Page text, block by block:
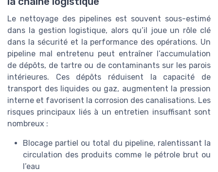
Le nettoyage des pipelines est souvent sous-estimé
dans la gestion logistique, alors qu’il joue un rôle clé
dans la sécurité et la performance des opérations. Un
pipeline mal entretenu peut entraîner l’accumulation
de dépôts, de tartre ou de contaminants sur les parois
intérieures. Ces dépôts réduisent la capacité de
transport des liquides ou gaz, augmentent la pression
interne et favorisent la corrosion des canalisations. Les
risques principaux liés à un entretien insuffisant sont
nombreux :
Blocage partiel ou total du pipeline, ralentissant la
circulation des produits comme le pétrole brut ou
l’eau